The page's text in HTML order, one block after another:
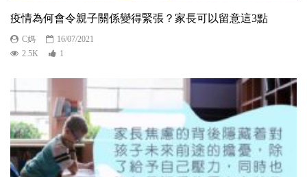
疫情為何會令親子關係變得緊張？家長可以留意這3點
C媽
16/07/2021
2.5K
1